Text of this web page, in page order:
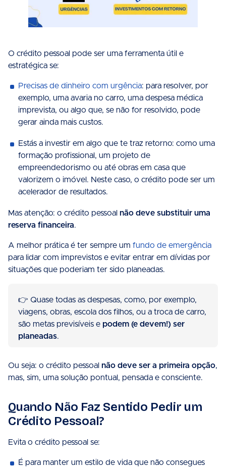
O crédito pessoal pode ser uma ferramenta útil e
estratégica se:
Precisas de dinheiro com urgência: para resolver, por
exemplo, uma avaria no carro, uma despesa médica
imprevista, ou algo que, se não for resolvido, pode
gerar ainda mais custos.
Estás a investir em algo que te traz retorno: como uma
formação profissional, um projeto de
empreendedorismo ou até obras em casa que
valorizem o imóvel. Neste caso, o crédito pode ser um
acelerador de resultados.
Mas atenção: o crédito pessoal não deve substituir uma
reserva financeira.
A melhor prática é ter sempre um fundo de emergência
para lidar com imprevistos e evitar entrar em dívidas por
situações que poderiam ter sido planeadas.
👉 Quase todas as despesas, como, por exemplo,
viagens, obras, escola dos filhos, ou a troca de carro,
são metas previsíveis e podem (e devem!) ser
planeadas.
Ou seja: o crédito pessoal não deve ser a primeira opção,
mas, sim, uma solução pontual, pensada e consciente.
Quando Não Faz Sentido Pedir um
Crédito Pessoal?
Evita o crédito pessoal se:
É para manter um estilo de vida que não consegues